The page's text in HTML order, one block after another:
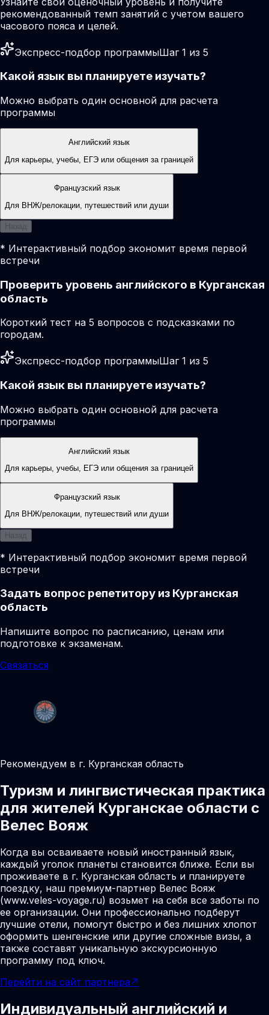
рекомендованный темп занятий с учетом вашего
часового пояса и целей.
Экспресс-подбор программыШаг 1 из 5
Какой язык вы планируете изучать?
Можно выбрать один основной для расчета
программы
Английский язык
Для карьеры, учебы, ЕГЭ или общения за границей
Французский язык
Для ВНЖ/релокации, путешествий или души
Назад
* Интерактивный подбор экономит время первой
встречи
Проверить уровень английского в Курганская
область
Короткий тест на 5 вопросов с подсказками по
городам.
Экспресс-подбор программыШаг 1 из 5
Какой язык вы планируете изучать?
Можно выбрать один основной для расчета
программы
Английский язык
Для карьеры, учебы, ЕГЭ или общения за границей
Французский язык
Для ВНЖ/релокации, путешествий или души
Назад
* Интерактивный подбор экономит время первой
встречи
Задать вопрос репетитору из Курганская
область
Напишите вопрос по расписанию, ценам или
подготовке к экзаменам.
Связаться
Рекомендуем в г. Курганская область
Туризм и лингвистическая практика
для жителей Курганскае области с
Велес Вояж
Когда вы осваиваете новый иностранный язык,
каждый уголок планеты становится ближе. Если вы
проживаете в г. Курганская область и планируете
поездку, наш премиум-партнер Велес Вояж
(www.veles-voyage.ru) возьмет на себя все заботы по
ее организации. Они профессионально подберут
лучшие отели, помогут быстро и без лишних хлопот
оформить шенгенские или другие сложные визы, а
также составят уникальную экскурсионную
программу под ключ.
Перейти на сайт партнера ↗
Индивидуальный английский и